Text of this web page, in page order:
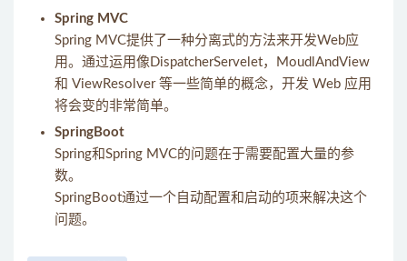
Spring MVC
Spring MVC提供了一种分离式的方法来开发Web应
用。通过运用像DispatcherServelet，MoudlAndView
和 ViewResolver 等一些简单的概念，开发 Web 应用
将会变的非常简单。
SpringBoot
Spring和Spring MVC的问题在于需要配置大量的参
数。
SpringBoot通过一个自动配置和启动的项来解决这个
问题。